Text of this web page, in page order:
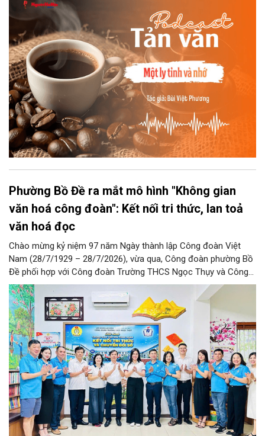
chiếc ly sứ như đợi thời gian mở cánh cửa diệu kì của mình.
Phường Bồ Đề ra mắt mô hình "Không gian
văn hoá công đoàn": Kết nối tri thức, lan toả
văn hoá đọc
Chào mừng kỷ niệm 97 năm Ngày thành lập Công đoàn Việt
Nam (28/7/1929 – 28/7/2026), vừa qua, Công đoàn phường Bồ
Đề phối hợp với Công đoàn Trường THCS Ngọc Thụy và Công
đoàn Trường Tiểu học Ái Mộ B tổ chức Lễ ra mắt Mô hình
“Không gian văn hóa công đoàn”.